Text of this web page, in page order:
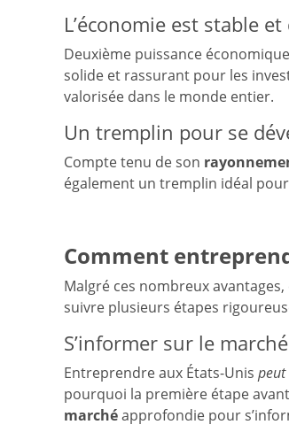
L’économie est stable
Deuxième puissance
solide et rassurant pour les
valorisée dans le monde entier.
Un tremplin pour se
Compte tenu de son
également un tremplin idéal
Comment
Malgré ces nombreux
suivre plusieurs étapes
S’informer sur le
Entreprendre aux États-Unis peut
pourquoi la première étape
marchéapprofondie pour